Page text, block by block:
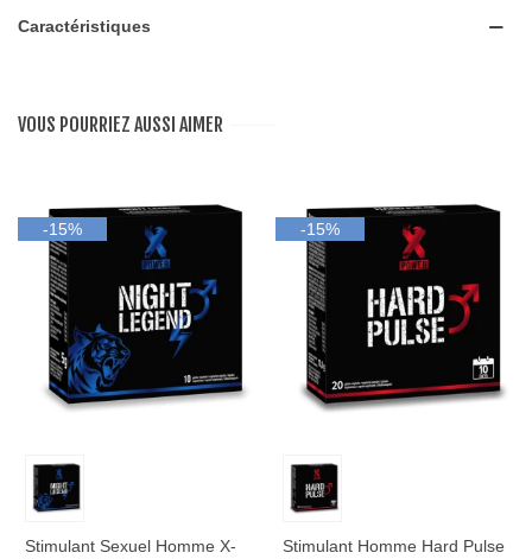
Caractéristiques
VOUS POURRIEZ AUSSI AIMER
-15%
Stimulant Sexuel Homme X-
-15%
Stimulant Homme Hard Pulse